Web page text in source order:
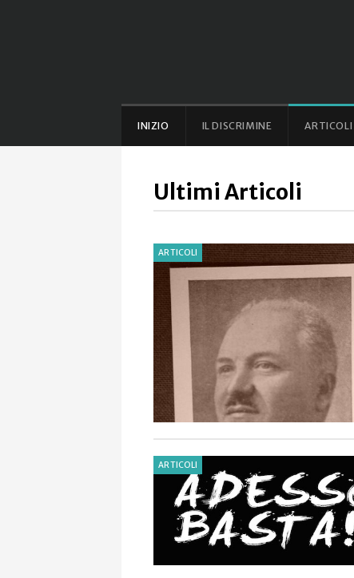
INIZIO IL DISCRIMINE ARTICOLI
Ultimi Articoli
ARTICOLI
ARTICOLI